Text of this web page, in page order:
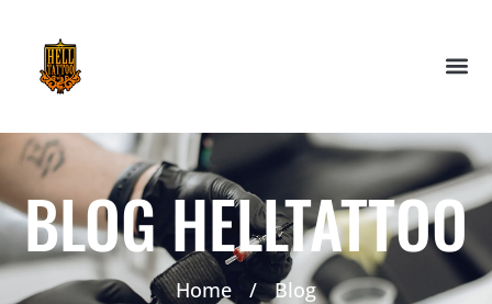
BLOG HELLTATTOO
Home / Blog